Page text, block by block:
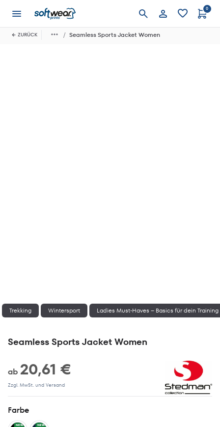
Anmelden
0
ZURÜCK Seamless Sports Jacket Women
Trekking Wintersport Ladies Must-Haves – Basics für dein Training
Seamless Sports Jacket Women
ab 20,61 €
Zzgl. MwSt. und Versand
Farbe
NEW NEW